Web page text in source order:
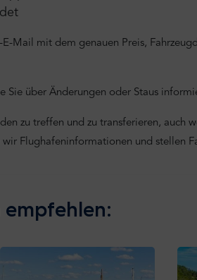
Mail mit dem genauen Preis,
Sie über Änderungen oder Staus
zu treffen und zu transferieren, auch
Flughafeninformationen und stellen